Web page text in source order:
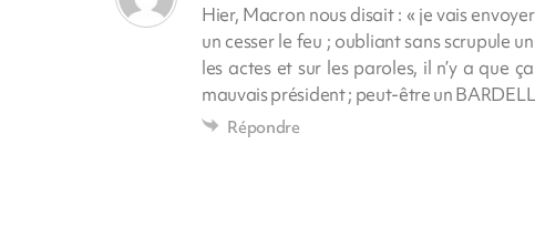
Hier, Macron nous disait : « je vais
un cesser le feu ; oubliant sans scrupule
les actes et sur les paroles, il n’y a que
mauvais président ; peut-être un
Répondre